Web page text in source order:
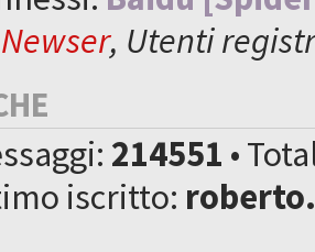
Newser, Utenti
214551 •
iscritto: